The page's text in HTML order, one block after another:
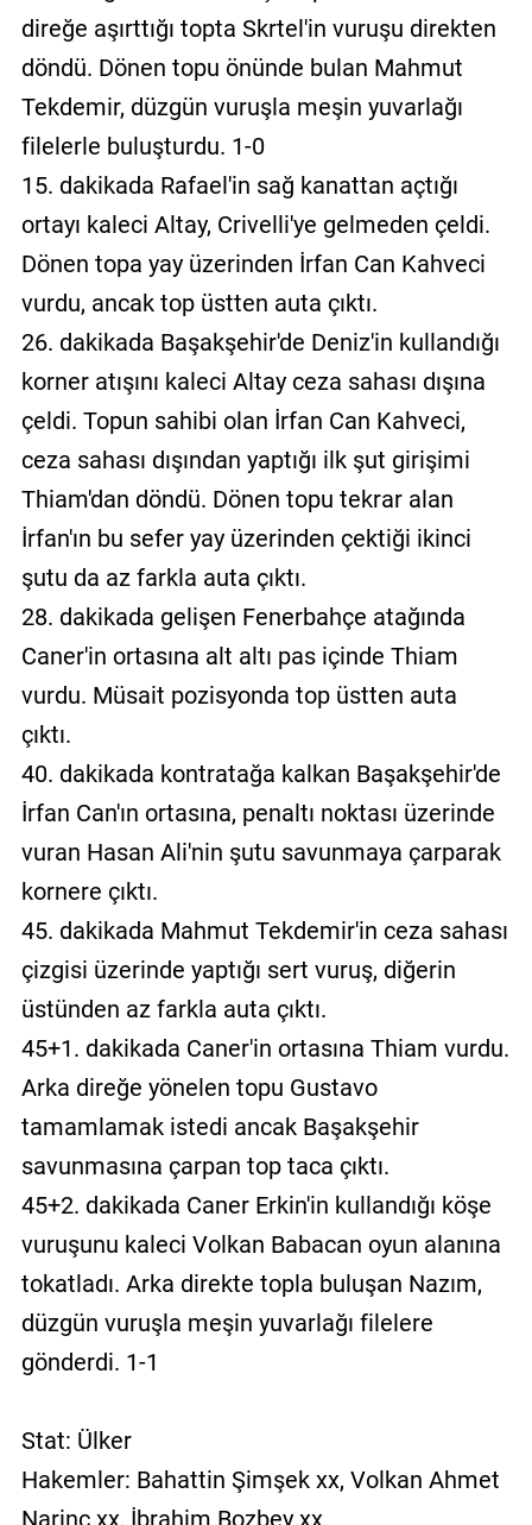
direğe aşırttığı topta Skrtel'in vuruşu direkten
döndü. Dönen topu önünde bulan Mahmut
Tekdemir, düzgün vuruşla meşin yuvarlağı
filelerle buluşturdu. 1-0
15. dakikada Rafael'in sağ kanattan açtığı
ortayı kaleci Altay, Crivelli'ye gelmeden çeldi.
Dönen topa yay üzerinden İrfan Can Kahveci
vurdu, ancak top üstten auta çıktı.
26. dakikada Başakşehir'de Deniz'in kullandığı
korner atışını kaleci Altay ceza sahası dışına
çeldi. Topun sahibi olan İrfan Can Kahveci,
ceza sahası dışından yaptığı ilk şut girişimi
Thiam'dan döndü. Dönen topu tekrar alan
İrfan'ın bu sefer yay üzerinden çektiği ikinci
şutu da az farkla auta çıktı.
28. dakikada gelişen Fenerbahçe atağında
Caner'in ortasına alt altı pas içinde Thiam
vurdu. Müsait pozisyonda top üstten auta
çıktı.
40. dakikada kontratağa kalkan Başakşehir'de
İrfan Can'ın ortasına, penaltı noktası üzerinde
vuran Hasan Ali'nin şutu savunmaya çarparak
kornere çıktı.
45. dakikada Mahmut Tekdemir'in ceza sahası
çizgisi üzerinde yaptığı sert vuruş, diğerin
üstünden az farkla auta çıktı.
45+1. dakikada Caner'in ortasına Thiam vurdu.
Arka direğe yönelen topu Gustavo
tamamlamak istedi ancak Başakşehir
savunmasına çarpan top taca çıktı.
45+2. dakikada Caner Erkin'in kullandığı köşe
vuruşunu kaleci Volkan Babacan oyun alanına
tokatladı. Arka direkte topla buluşan Nazım,
düzgün vuruşla meşin yuvarlağı filelere
gönderdi. 1-1
Stat: Ülker
Hakemler: Bahattin Şimşek xx, Volkan Ahmet
Narinç xx, İbrahim Bozbey xx